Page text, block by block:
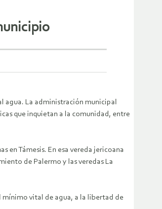
agua. La administración municipal
que inquietan a la comunidad, entre
en Támesis. En esa vereda jericoana
de Palermo y las veredas La
mínimo vital de agua, a la libertad de